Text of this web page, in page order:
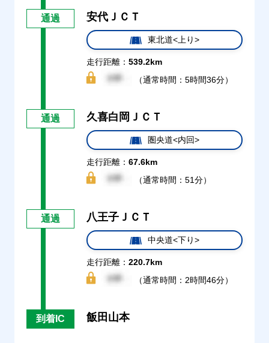
通過 安代ＪＣＴ
東北道<上り>
走行距離： 539.2km
（通常時間：5時間36分）
通過 久喜白岡ＪＣＴ
圏央道<内回>
走行距離： 67.6km
（通常時間：51分）
通過 八王子ＪＣＴ
中央道<下り>
走行距離： 220.7km
（通常時間：2時間46分）
到着IC 飯田山本